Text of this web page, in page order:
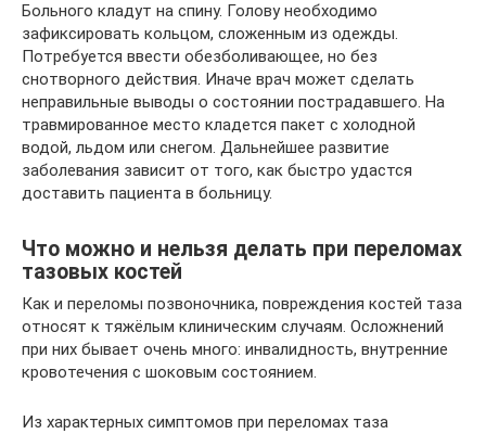
Больного кладут на спину. Голову необходимо
зафиксировать кольцом, сложенным из одежды.
Потребуется ввести обезболивающее, но без
снотворного действия. Иначе врач может сделать
неправильные выводы о состоянии пострадавшего. На
травмированное место кладется пакет с холодной
водой, льдом или снегом. Дальнейшее развитие
заболевания зависит от того, как быстро удастся
доставить пациента в больницу.
Что можно и нельзя делать при переломах
тазовых костей
Как и переломы позвоночника, повреждения костей таза
относят к тяжёлым клиническим случаям. Осложнений
при них бывает очень много: инвалидность, внутренние
кровотечения с шоковым состоянием.
Из характерных симптомов при переломах таза